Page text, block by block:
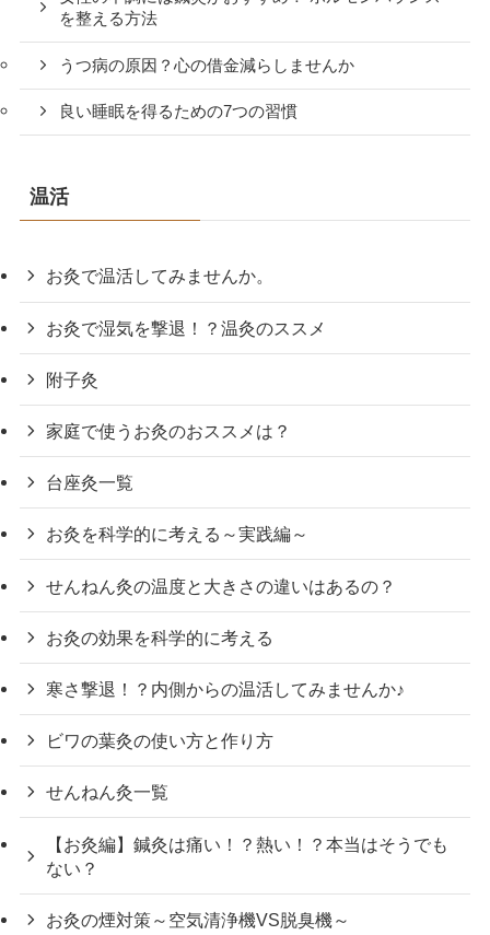
を整える方法
うつ病の原因？心の借金減らしませんか
良い睡眠を得るための7つの習慣
温活
お灸で温活してみませんか。
お灸で湿気を撃退！？温灸のススメ
附子灸
家庭で使うお灸のおススメは？
台座灸一覧
お灸を科学的に考える～実践編～
せんねん灸の温度と大きさの違いはあるの？
お灸の効果を科学的に考える
寒さ撃退！？内側からの温活してみませんか♪
ビワの葉灸の使い方と作り方
せんねん灸一覧
【お灸編】鍼灸は痛い！？熱い！？本当はそうでも
ない？
お灸の煙対策～空気清浄機VS脱臭機～